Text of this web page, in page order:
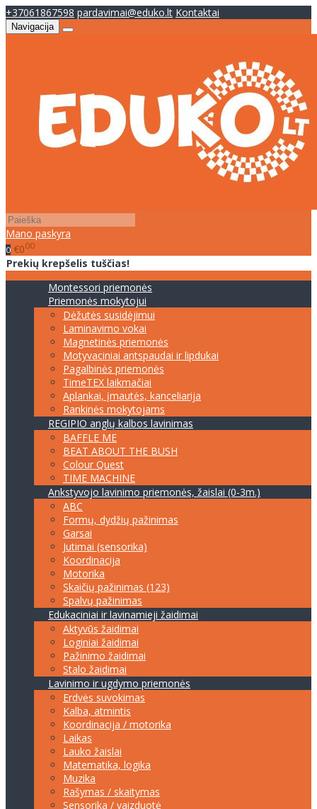
+37061867598 pardavimai@eduko.lt Kontaktai
Navigacija
Mano paskyra
0 €000
Prekių krepšelis tuščias!
Montessori priemonės
Priemonės mokytojui
Dėžutės susidėjimui
Laminavimo vokai
Magnetinės priemonės
Motyvaciniai antspaudai ir lipdukai
Pagalbinės priemonės
TimeTEX laikmačiai
Aplankai, įmautės, kanceliarija
Rankinės mokytojams
REGIPIO anglų kalbos lavinimas
BAFFLE ME
BEAT ABOUT THE BUSH
Colour Quest
TIME MACHINE
Ankstyvojo lavinimo priemonės, žaislai (0-3m.)
ABC
Formų, dydžių pažinimas
Garsai
Jutimai (sensorika)
Koordinacija
Motorika
Skaičių pažinimas (123)
Spalvų pažinimas
Edukaciniai ir lavinamieji žaidimai
Aktyvūs žaidimai
Loginiai žaidimai
Pažinimo žaidimai
Stalo žaidimai
Lavinimo ir ugdymo priemonės
Erdvės suvokimas
Kalba, atmintis
Koordinacija / motorika
Laikas
Lauko žaislai
Matematika, logika
Muzika
Rašymas / skaitymas
Sensorika / vaizduotė